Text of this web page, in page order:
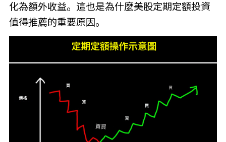
化為額外收益。這也是為什麼美股定期定額投資
值得推薦的重要原因。